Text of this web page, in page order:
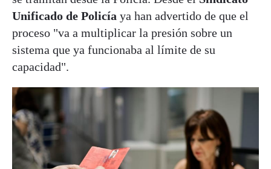
Unificado de Policía ya han advertido de que el
proceso "va a multiplicar la presión sobre un
sistema que ya funcionaba al límite de su
capacidad".